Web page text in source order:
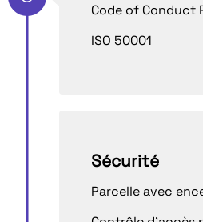
Code of Conduct
ISO 50001
Sécurité
Parcelle avec